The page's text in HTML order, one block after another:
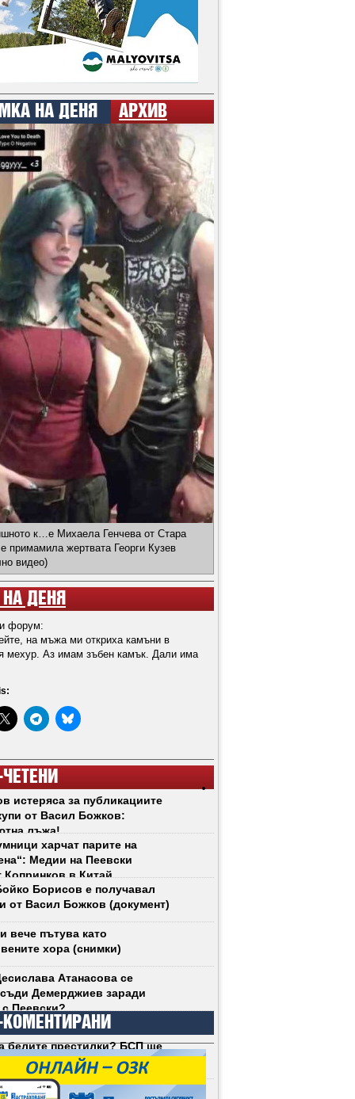
НА ДЕНЯ АРХИВ
к…е Михаела Генчева от Стара
примамила жертвата Георги Кузев
видео)
ДЕНЯ
форум:
на мъжа ми откриха камъни в
мехур. Аз имам зъбен камък. Дали има
истеряса за публикациите
от Васил Божков:
лъжа!
харчат парите на
Медии на Пеевски
Копринков в Китай
Борисов е получавал
от Васил Божков (документ)
вече пътува като
хора (снимки)
Атанасова се
съди Демерджиев заради
с Пеевски?
белите престилки? БСП ще
у нас (снимки)
не се срива. Срива се